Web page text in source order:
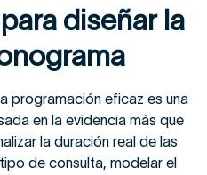
diseñar la
programación eficaz es una
en la evidencia más que
la duración real de las
de consulta, modelar el